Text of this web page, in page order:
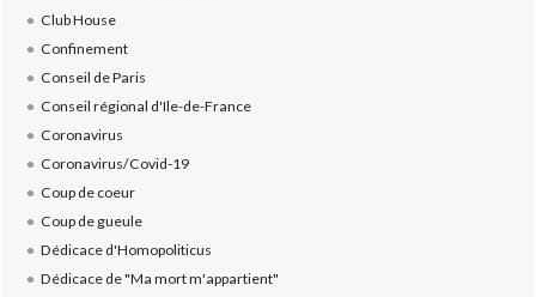
Club House
Confinement
Conseil de Paris
Conseil régional d'Ile-de-France
Coronavirus
Coronavirus/Covid-19
Coup de coeur
Coup de gueule
Dédicace d'Homopoliticus
Dédicace de "Ma mort m'appartient"